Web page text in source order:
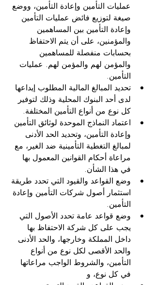
عمليات التأمين وإعادة التأمين، ووضع
صيغة لتوزيع فائض عمليات التأمين
وإعادة التأمين بين المساهمين
والمؤمنين، على أن يتم الاحتفاظ
بحسابات منفصلة للمساهمين
والمؤمن لهم والمؤمن لهم. عمليات
التأمين.
تحديد المبالغ المالية المطلوب إيداعها
لدى أحد البنوك المحلية وذلك لتوفير
كل نوع من أنواع التأمين المختلفة.
اعتماد النماذج الموحدة لوثائق التأمين
وإعادة التأمين، وتحديد الحد الأدنى
لمبالغ التغطية التأمينية ضد الغير، مع
مراعاة أحكام القوانين المعمول بها
في هذا الشأن.
وضع القواعد والقيود التي تحدد طريقة
استثمار أصول شركات التأمين وإعادة
التأمين.
وضع قواعد عامة تحدد الأصول التي
يجب على كل شركة الاحتفاظ بها
داخل المملكة وخارجها، والحد الأدنى
والحد الأقصى لكل نوع من أنواع
التأمين، والشروط الواجب مراعاتها
في كل نوع، و